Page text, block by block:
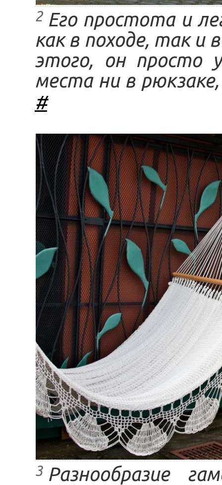
2 Его простота и
как в походе, так и
этого, он просто
места ни в
#
3 Разнообразие